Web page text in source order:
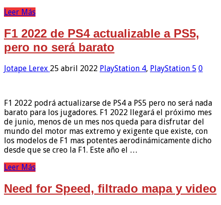
Leer Más
F1 2022 de PS4 actualizable a PS5,
pero no será barato
Jotape Lerex 25 abril 2022 PlayStation 4, PlayStation 5 0
F1 2022 podrá actualizarse de PS4 a PS5 pero no será nada
barato para los jugadores. F1 2022 llegará el próximo mes
de junio, menos de un mes nos queda para disfrutar del
mundo del motor mas extremo y exigente que existe, con
los modelos de F1 mas potentes aerodinámicamente dicho
desde que se creo la F1. Este año el …
Leer Más
Need for Speed, filtrado mapa y video